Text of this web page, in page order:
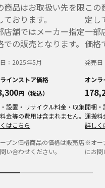
商品はお取扱い先を限
ております。
店舗ではメーカー指定
での販売となります。
： 2025年5月
インストア価格
円（税込）
設置・リサイクル料金・収集
金等の費用は含まれません。
はこちら
プン価格商品の価格は販売店
い合わせください。
この
定し
一部
価格
発売日
オンラ
開梱・
運搬料
詳しく
※オー
にお